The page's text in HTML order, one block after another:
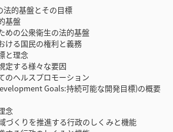
法的基盤とその目標
基盤
めの公衆衛生の法的基盤
ける国民の権利と義務
と理念
定する様々な要因
のヘルスプロモーション
Goals:持続可能な開発目標)の概要
念
づくりを推進する行政のしくみと機能